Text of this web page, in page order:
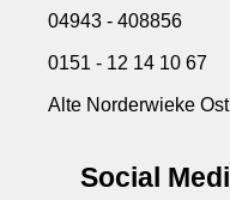
04943 - 408856
0151 - 12 14 10 67
Alte Norderwieke
Social